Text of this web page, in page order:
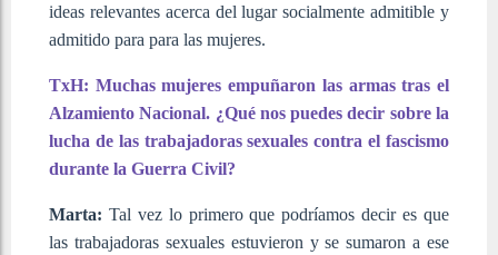
ideas relevantes acerca del lugar socialmente admitible y
admitido para para las mujeres.
TxH: Muchas mujeres empuñaron las armas tras el
Alzamiento Nacional. ¿Qué nos puedes decir sobre la
lucha de las trabajadoras sexuales contra el fascismo
durante la Guerra Civil?
Marta: Tal vez lo primero que podríamos decir es que
las trabajadoras sexuales estuvieron y se sumaron a ese